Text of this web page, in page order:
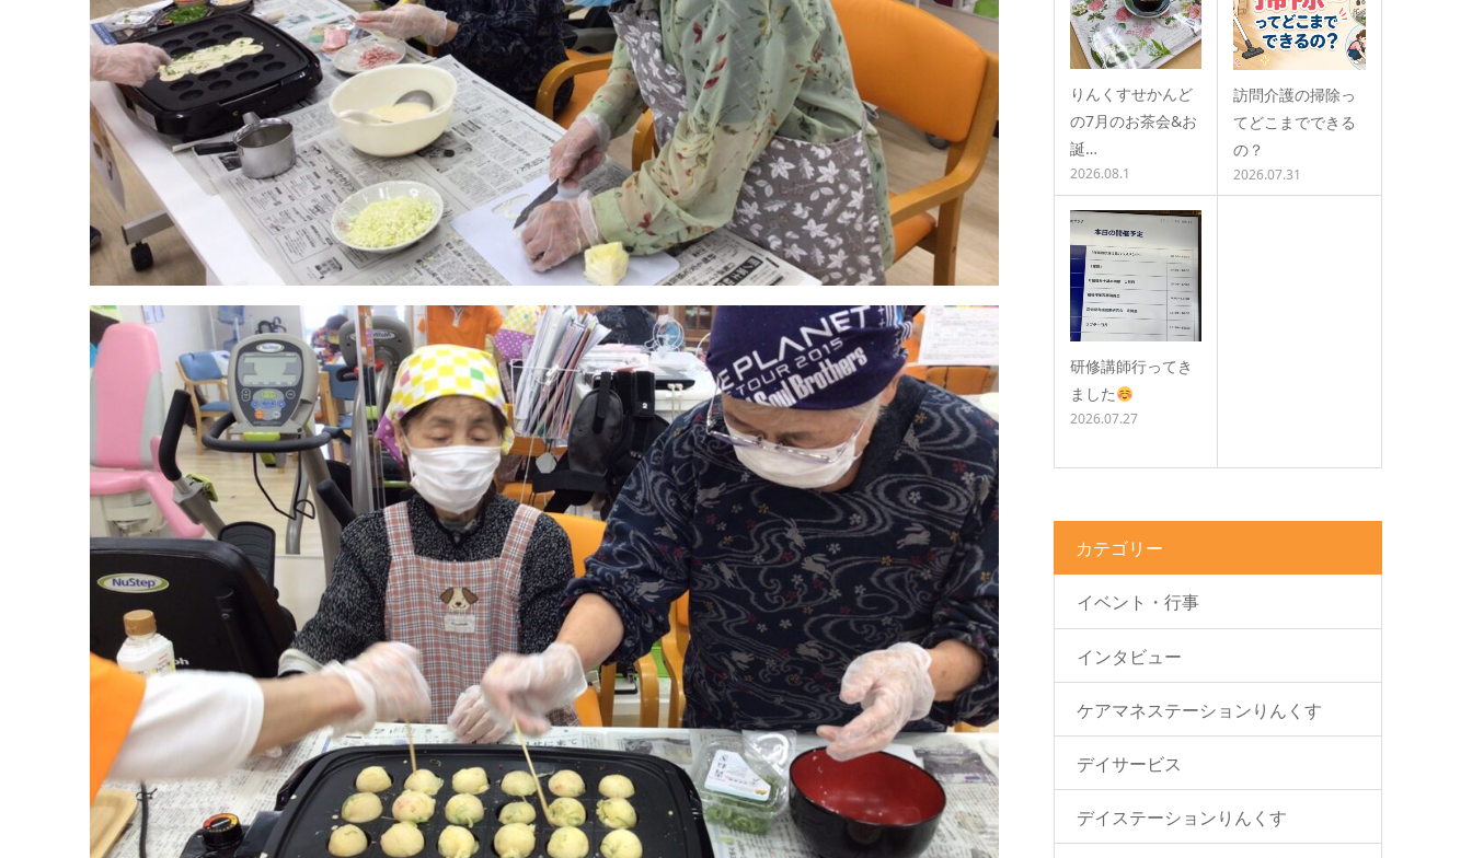
りんくすせかんど
の7月のお茶会&お
誕…
2026.08.1
訪問介護の掃除っ
てどこまでできる
の？
2026.07.31
研修講師行ってき
ました
2026.07.27
カテゴリー
イベント・行事
インタビュー
ケアマネステーションりんくす
デイサービス
デイステーションりんくす